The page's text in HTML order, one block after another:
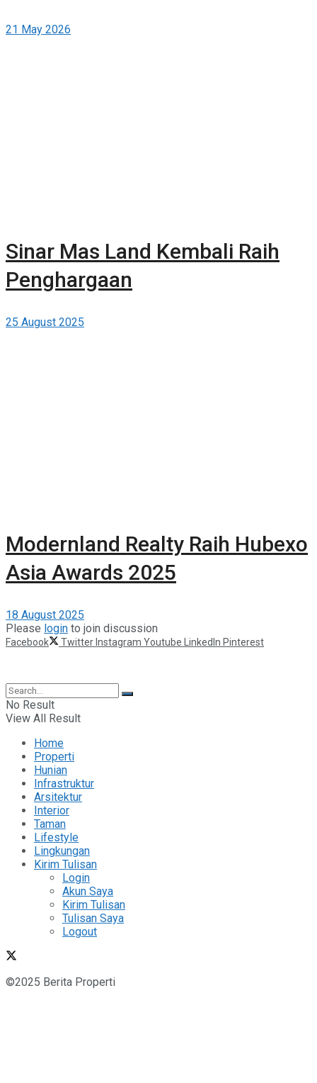
Gratis di Berita-Properti.com
21 May 2026
Sinar Mas Land Kembali Raih
Penghargaan
25 August 2025
Modernland Realty Raih Hubexo
Asia Awards 2025
18 August 2025
Please login to join discussion
Facebook Twitter Instagram Youtube LinkedIn Pinterest
No Result
View All Result
Home
Properti
Hunian
Infrastruktur
Arsitektur
Interior
Taman
Lifestyle
Lingkungan
Kirim Tulisan
Login
Akun Saya
Kirim Tulisan
Tulisan Saya
Logout
©2025 Berita Properti